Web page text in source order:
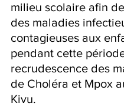
milieu scolaire afin
des maladies
contagieuses aux
pendant cette
recrudescence des
de Choléra et Mpox
Kivu.